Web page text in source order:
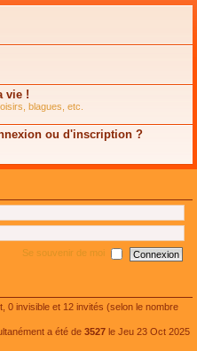
vie !
blagues, etc.
ou d'inscription ?
Se souvenir de moi
0 invisible et 12 invités (selon le nombre
a été de 3527 le Jeu 23 Oct 2025